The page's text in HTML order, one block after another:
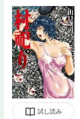
試し読み